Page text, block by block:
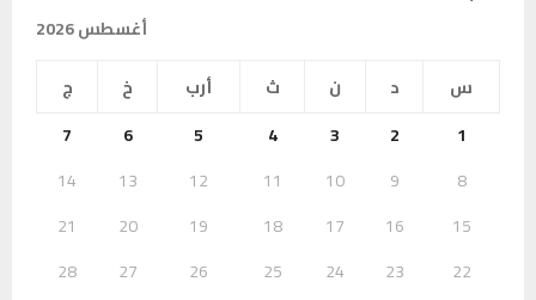
أغسطس 2026
س
د ن ث أرب خ
ج
1
2
3
4
5
6
7
8
9
10
11
12
13
14
15
16
17
18
19
20
21
22
23
24
25
26
27
28